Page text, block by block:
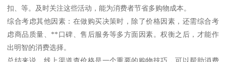
扣、等。及时关注这些活动，能为消费者节省多购物成本。
综合考虑其他因素：在做购买决策时，除了价格因素，还需综合考
虑商品质量、**口碑、售后服务等多方面因素。权衡之后，才能作
出明智的消费选择。